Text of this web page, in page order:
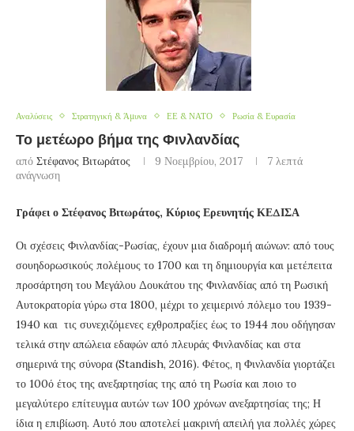
Αναλύσεις Στρατηγική & Άμυνα ΕΕ & ΝΑΤΟ Ρωσία & Ευρασία
Το μετέωρο βήμα της Φινλανδίας
από Στέφανος Βιτωράτος 9 Νοεμβρίου, 2017
7 λεπτά
ανάγνωση
Γράφει ο Στέφανος Βιτωράτος, Κύριος Ερευνητής ΚΕΔΙΣΑ
Οι σχέσεις Φινλανδίας-Ρωσίας, έχουν μια διαδρομή αιώνων: από τους
σουηδορωσικούς πολέμους το 1700 και τη δημιουργία και μετέπειτα
προσάρτηση του Μεγάλου Δουκάτου της Φινλανδίας από τη Ρωσική
Αυτοκρατορία γύρω στα 1800, μέχρι το χειμερινό πόλεμο του 1939-
1940 και τις συνεχιζόμενες εχθροπραξίες έως το 1944 που οδήγησαν
τελικά στην απώλεια εδαφών από πλευράς Φινλανδίας και στα
σημερινά της σύνορα (Standish, 2016). Φέτος, η Φινλανδία γιορτάζει
το 100ό έτος της ανεξαρτησίας της από τη Ρωσία και ποιο το
μεγαλύτερο επίτευγμα αυτών των 100 χρόνων ανεξαρτησίας της; Η
ίδια η επιβίωση. Αυτό που αποτελεί μακρινή απειλή για πολλές χώρες